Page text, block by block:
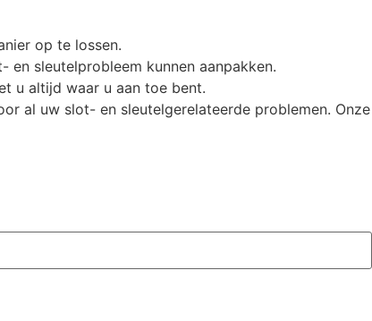
op te lossen.
sleutelprobleem kunnen aanpakken.
u altijd waar u aan toe bent.
al uw slot- en sleutelgerelateerde problemen. Onze